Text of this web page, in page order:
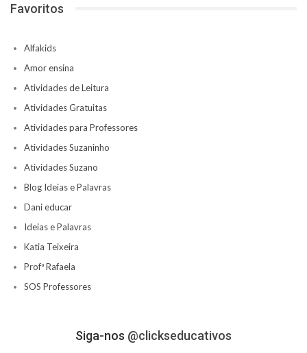
Favoritos
Alfakids
Amor ensina
Atividades de Leitura
Atividades Gratuitas
Atividades para Professores
Atividades Suzaninho
Atividades Suzano
Blog Ideias e Palavras
Dani educar
Ideias e Palavras
Katia Teixeira
Profª Rafaela
SOS Professores
Siga-nos @clickseducativos